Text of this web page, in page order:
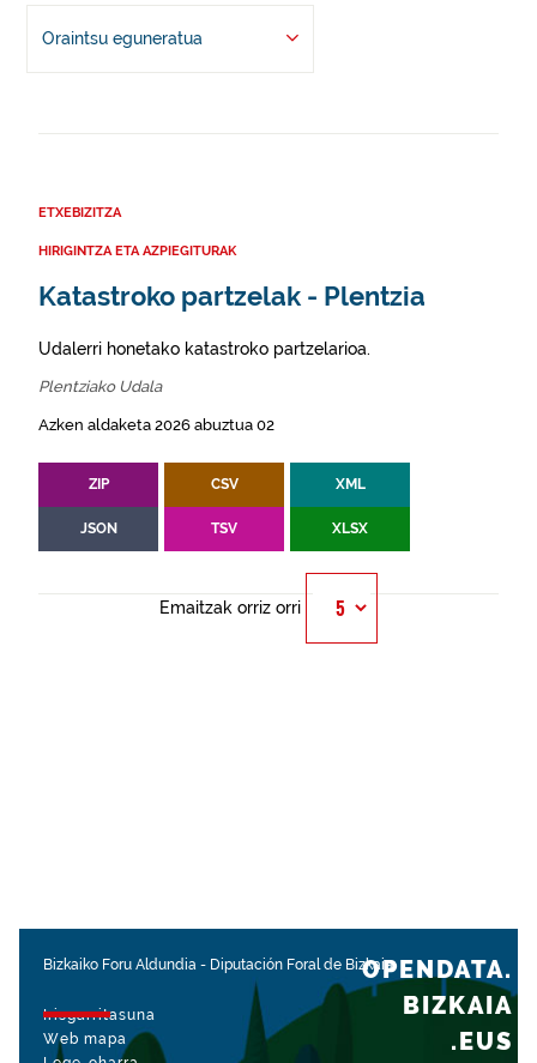
Oraintsu eguneratua
ETXEBIZITZA
HIRIGINTZA ETA AZPIEGITURAK
Katastroko partzelak - Plentzia
Udalerri honetako katastroko partzelarioa.
Plentziako Udala
Azken aldaketa 2026 abuztua 02
ZIP CSV XML
JSON TSV XLSX
Emaitzak orriz orri
Bizkaiko Foru Aldundia - Diputación Foral de Bizkaia
Irisgarritasuna
Web mapa
OPENDATA.
BIZKAIA
.EUS